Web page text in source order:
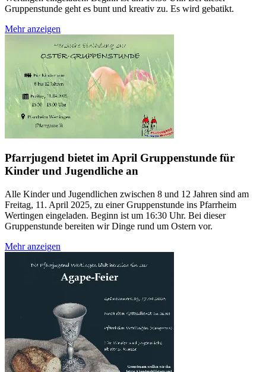
Gruppenstunde geht es bunt und kreativ zu. Es wird gebatikt.
Mehr anzeigen
Pfarrjugend bietet im April Gruppenstunde für
Kinder und Jugendliche an
Alle Kinder und Jugendlichen zwischen 8 und 12 Jahren sind am
Freitag, 11. April 2025, zu einer Gruppenstunde ins Pfarrheim
Wertingen eingeladen. Beginn ist um 16:30 Uhr. Bei dieser
Gruppenstunde bereiten wir Dinge rund um Ostern vor.
Mehr anzeigen